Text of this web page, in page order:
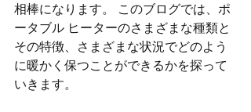
相棒になります。 このブログでは、ポ
ータブル ヒーターのさまざまな種類と
その特徴、さまざまな状況でどのよう
に暖かく保つことができるかを探って
いきます。